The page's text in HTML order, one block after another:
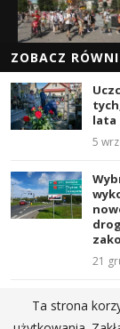
ZOBACZ
lata
5
21
Już
Ta strona